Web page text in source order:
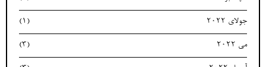
جولای 2022 (1)
می 2022 (3)